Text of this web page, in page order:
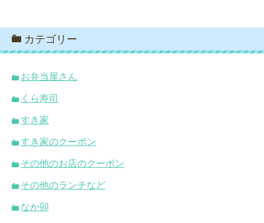
カテゴリー
お弁当屋さん
くら寿司
すき家
すき家のクーポン
その他のお店のクーポン
その他のランチなど
なか卯